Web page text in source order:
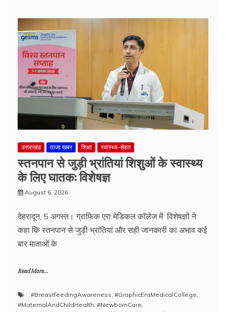
उत्तराखंड ताजा खबर शिक्षा स्वास्थ्य-सेहत
स्तनपान से जुड़ी भ्रांतियां शिशुओं के स्वास्थ्य
के लिए घातक: विशेषज्ञ
August 6, 2026
देहरादून, 5 अगस्त। ग्राफिक एरा मेडिकल कॉलेज में विशेषज्ञों ने
कहा कि स्तनपान से जुड़ी भ्रांतियां और सही जानकारी का अभाव कई
बार माताओं के
Read More...
#BreastfeedingAwareness, #GraphicEraMedicalCollege,
#MaternalAndChildHealth, #NewbornCare,